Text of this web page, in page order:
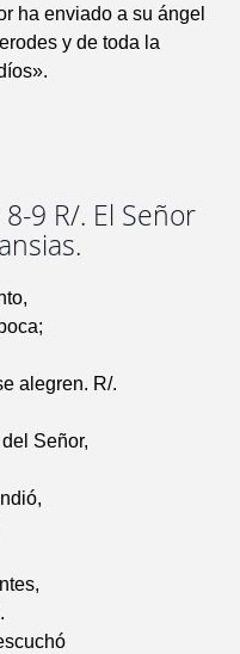
ha enviado a su ángel
y de toda la
9 R/. El Señor
alegren. R/.
Señor,